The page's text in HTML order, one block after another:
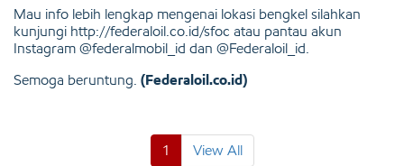
Mau info lebih lengkap mengenai lokasi bengkel silahkan
kunjungi http://federaloil.co.id/sfoc atau pantau akun
Instagram @federalmobil_id dan @Federaloil_id.
Semoga beruntung. (Federaloil.co.id)
1 View All